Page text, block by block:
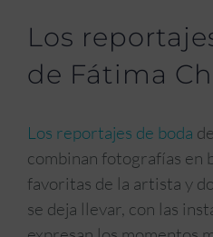
Los
de Fátima
Los reportajes de boda
combinan fotografías en
favoritas de la artista y
se deja llevar, con las